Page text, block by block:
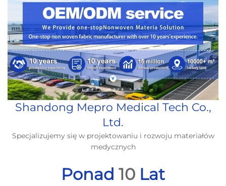
Shandong Mepro Medical Tech Co.,
Ltd.
Specjalizujemy się w projektowaniu i rozwoju materiałów
medycznych
Ponad 10 Lat